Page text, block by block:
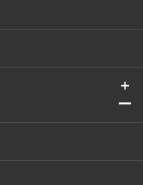
＋
ー